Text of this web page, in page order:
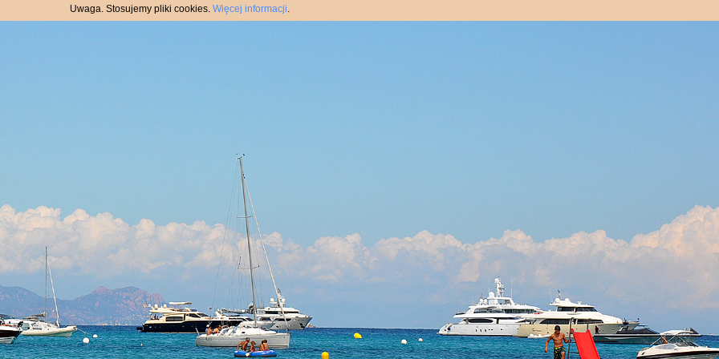
Uwaga. Stosujemy pliki cookies. Więcej informacji.